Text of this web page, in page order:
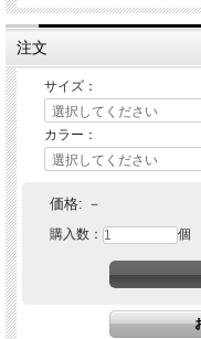
注文
サイズ：
カラー：
価格: －
購入数： 個